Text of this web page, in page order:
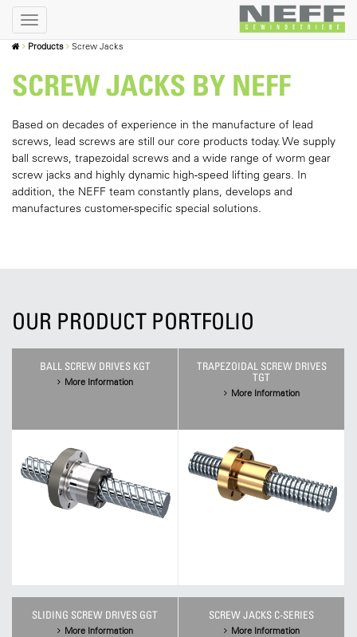
Products Screw Jacks
SCREW JACKS BY NEFF
Based on decades of experience in the manufacture of lead
screws, lead screws are still our core products today. We supply
ball screws, trapezoidal screws and a wide range of worm gear
screw jacks and highly dynamic high-speed lifting gears. In
addition, the NEFF team constantly plans, develops and
manufactures customer-specific special solutions.
OUR PRODUCT PORTFOLIO
BALL SCREW DRIVES KGT
More Information
TRAPEZOIDAL SCREW DRIVES
TGT
More Information
SLIDING SCREW DRIVES GGT
More Information
SCREW JACKS C-SERIES
More Information